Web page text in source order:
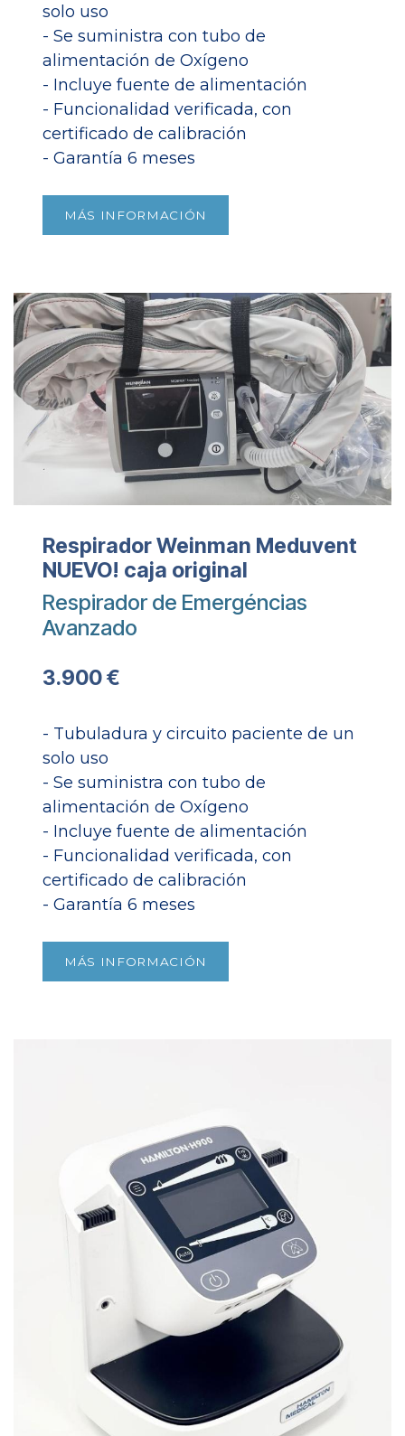
solo uso
- Se suministra con tubo de
alimentación de Oxígeno
- Incluye fuente de alimentación
- Funcionalidad verificada, con
certificado de calibración
- Garantía 6 meses​
MÁS INFORMACIÓN
Respirador Weinman Meduvent
NUEVO! caja original
Respirador de Emergéncias
Avanzado
3.900 €
- Tubuladura y circuito paciente de un
solo uso
- Se suministra con tubo de
alimentación de Oxígeno
- Incluye fuente de alimentación
- Funcionalidad verificada, con
certificado de calibración
- Garantía 6 meses​
MÁS INFORMACIÓN